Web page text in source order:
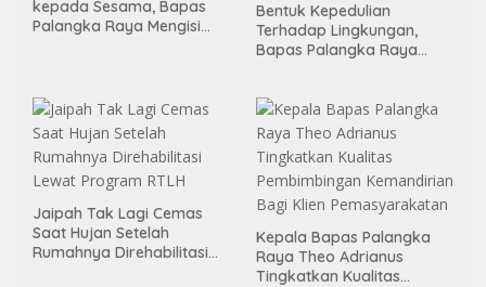
kepada Sesama, Bapas
Palangka Raya Mengisi
Bentuk Kepedulian
Terhadap Lingkungan,
Bapas Palangka Raya
ke-81
Jaipah Tak Lagi Cemas
Saat Hujan Setelah
Rumahnya Direhabilitasi
Kepala Bapas Palangka
Raya Theo Adrianus
Tingkatkan Kualitas